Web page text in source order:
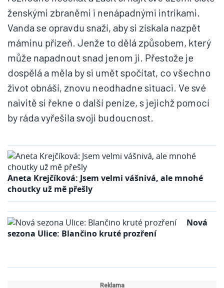
ženskými zbraněmi i nenápadnými intrikami.
Vanda se opravdu snaží, aby si získala nazpět
máminu přízeň. Jenže to dělá způsobem, který
může napadnout snad jenom ji. Přestože je
dospělá a měla by si umět spočítat, co všechno
život obnáší, znovu neodhadne situaci. Ve své
naivitě si řekne o další peníze, s jejichž pomocí
by ráda vyřešila svoji budoucnost.
Aneta Krejčíková: Jsem velmi vášnivá, ale mnohé
choutky už mě přešly
Nová
sezona Ulice: Blančino kruté prozření